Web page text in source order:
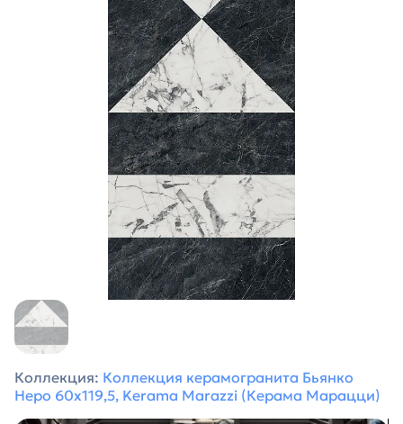
Коллекция: Коллекция керамогранита Бьянко
Неро 60х119,5, Kerama Marazzi (Керама Марацци)